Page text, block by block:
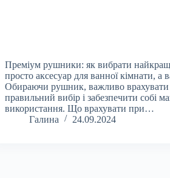
Преміум рушники: як вибрати
просто аксесуар для ванної кімнати,
Обираючи рушник, важливо врахувати
правильний вибір і забезпечити собі
використання. Що врахувати при…
Галина
24.09.2024